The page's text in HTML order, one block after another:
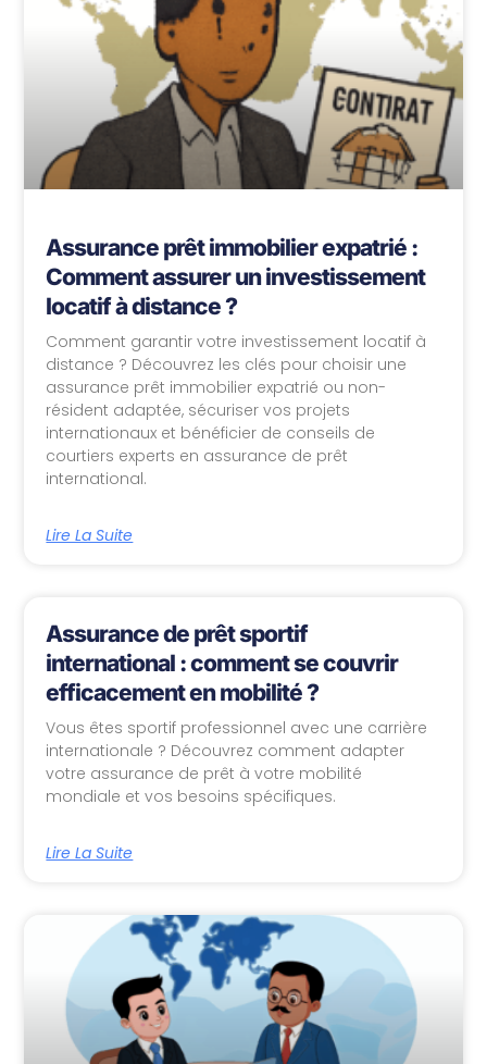
Assurance prêt immobilier expatrié :
Comment assurer un investissement
locatif à distance ?
Comment garantir votre investissement locatif à
distance ? Découvrez les clés pour choisir une
assurance prêt immobilier expatrié ou non-
résident adaptée, sécuriser vos projets
internationaux et bénéficier de conseils de
courtiers experts en assurance de prêt
international.
Lire La Suite
Assurance de prêt sportif
international : comment se couvrir
efficacement en mobilité ?
Vous êtes sportif professionnel avec une carrière
internationale ? Découvrez comment adapter
votre assurance de prêt à votre mobilité
mondiale et vos besoins spécifiques.
Lire La Suite